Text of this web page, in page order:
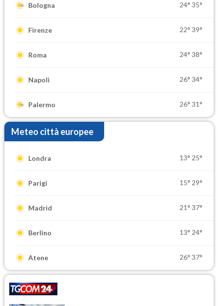
Bologna 24° 35°
Firenze 22° 39°
Roma 24° 38°
Napoli 26° 34°
Palermo 26° 31°
Meteo città europee
Londra 13° 25°
Parigi 15° 29°
Madrid 21° 37°
Berlino 13° 24°
Atene 26° 37°